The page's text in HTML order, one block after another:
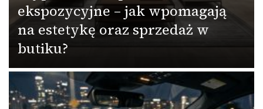
ekspozycyjne – jak wpomagają
na estetykę oraz sprzedaż w
butiku?